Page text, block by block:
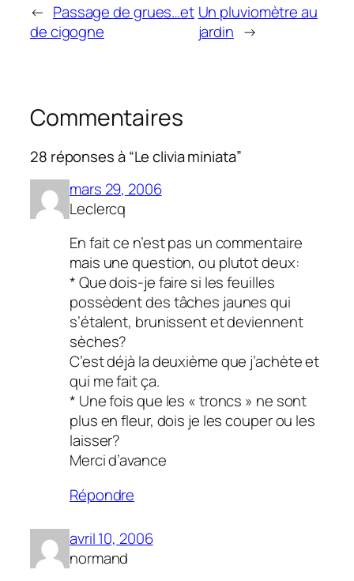
← Passage de grues…et
de cigogne
Un pluviomètre au
jardin →
Commentaires
28 réponses à “Le clivia miniata”
mars 29, 2006
Leclercq
En fait ce n’est pas un commentaire
mais une question, ou plutot deux:
* Que dois-je faire si les feuilles
possèdent des tâches jaunes qui
s’étalent, brunissent et deviennent
sèches?
C’est déjà la deuxième que j’achète et
qui me fait ça.
* Une fois que les « troncs » ne sont
plus en fleur, dois je les couper ou les
laisser?
Merci d’avance
Répondre
avril 10, 2006
normand